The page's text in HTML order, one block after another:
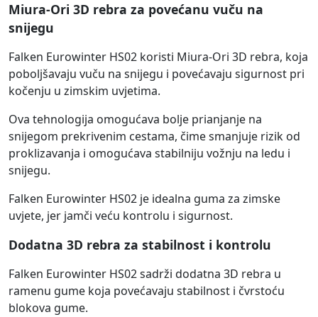
Miura-Ori 3D rebra za povećanu vuču na
snijegu
Falken Eurowinter HS02 koristi Miura-Ori 3D rebra, koja
poboljšavaju vuču na snijegu i povećavaju sigurnost pri
kočenju u zimskim uvjetima.
Ova tehnologija omogućava bolje prianjanje na
snijegom prekrivenim cestama, čime smanjuje rizik od
proklizavanja i omogućava stabilniju vožnju na ledu i
snijegu.
Falken Eurowinter HS02 je idealna guma za zimske
uvjete, jer jamči veću kontrolu i sigurnost.
Dodatna 3D rebra za stabilnost i kontrolu
Falken Eurowinter HS02 sadrži dodatna 3D rebra u
ramenu gume koja povećavaju stabilnost i čvrstoću
blokova gume.